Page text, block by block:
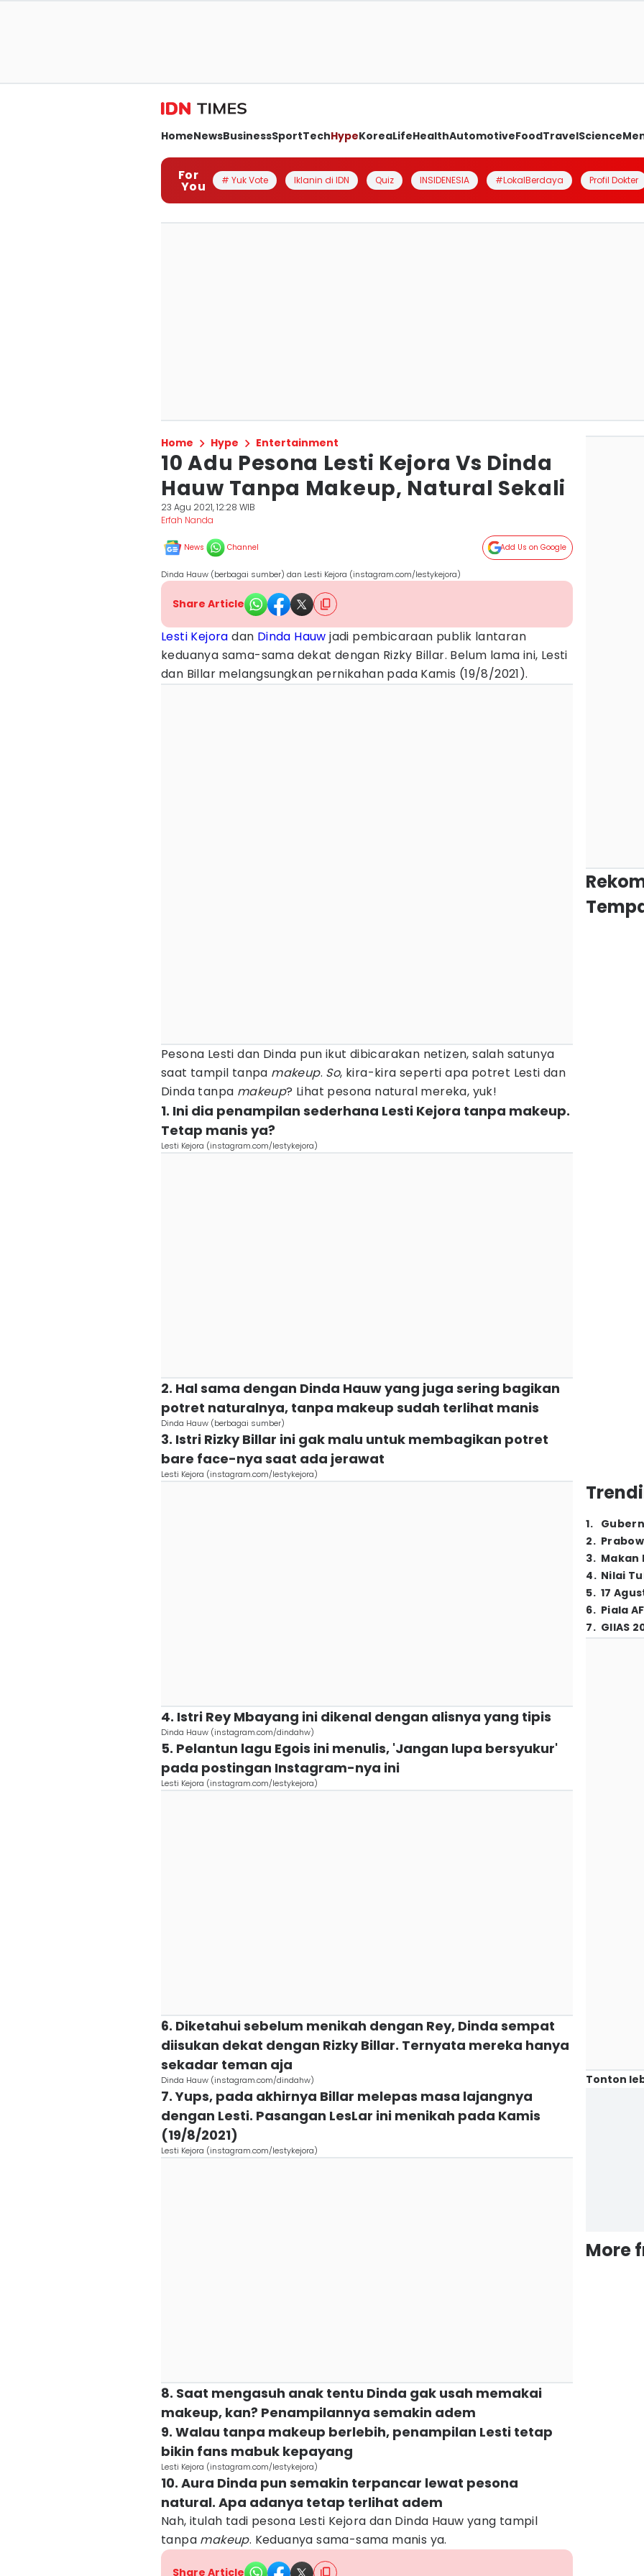
HomeNewsBusinessSportTechHypeKoreaLifeHealthAutomotiveFoodTravelScience
For
You # Yuk Vote Iklanin di IDN Quiz INSIDENESIA #LokalBerdaya Profil Dokter
Home Hype Entertainment
10 Adu Pesona Lesti Kejora Vs Dinda
Hauw Tanpa Makeup, Natural Sekali
23 Agu 2021, 12:28 WIB
Erfah Nanda
News Channel Add Us on Google
Dinda Hauw (berbagai sumber) dan Lesti Kejora (instagram.com/lestykejora)
Share Article
Lesti Kejora dan Dinda Hauw jadi pembicaraan publik lantaran
keduanya sama-sama dekat dengan Rizky Billar. Belum lama ini, Lesti
dan Billar melangsungkan pernikahan pada Kamis (19/8/2021).
Pesona Lesti dan Dinda pun ikut dibicarakan netizen, salah satunya
saat tampil tanpa makeup. So, kira-kira seperti apa potret Lesti dan
Dinda tanpa makeup? Lihat pesona natural mereka, yuk!
1. Ini dia penampilan sederhana Lesti Kejora tanpa makeup.
Tetap manis ya?
Lesti Kejora (instagram.com/lestykejora)
2. Hal sama dengan Dinda Hauw yang juga sering bagikan
potret naturalnya, tanpa makeup sudah terlihat manis
Dinda Hauw (berbagai sumber)
3. Istri Rizky Billar ini gak malu untuk membagikan potret
bare face-nya saat ada jerawat
Lesti Kejora (instagram.com/lestykejora)
4. Istri Rey Mbayang ini dikenal dengan alisnya yang tipis
Dinda Hauw (instagram.com/dindahw)
5. Pelantun lagu Egois ini menulis, 'Jangan lupa bersyukur'
pada postingan Instagram-nya ini
Lesti Kejora (instagram.com/lestykejora)
6. Diketahui sebelum menikah dengan Rey, Dinda sempat
diisukan dekat dengan Rizky Billar. Ternyata mereka hanya
sekadar teman aja
Dinda Hauw (instagram.com/dindahw)
7. Yups, pada akhirnya Billar melepas masa lajangnya
dengan Lesti. Pasangan LesLar ini menikah pada Kamis
(19/8/2021)
Lesti Kejora (instagram.com/lestykejora)
8. Saat mengasuh anak tentu Dinda gak usah memakai
makeup, kan? Penampilannya semakin adem
9. Walau tanpa makeup berlebih, penampilan Lesti tetap
bikin fans mabuk kepayang
Lesti Kejora (instagram.com/lestykejora)
10. Aura Dinda pun semakin terpancar lewat pesona
natural. Apa adanya tetap terlihat adem
Nah, itulah tadi pesona Lesti Kejora dan Dinda Hauw yang tampil
tanpa makeup. Keduanya sama-sama manis ya.
Share Article
1.
2.
3. Makan
4. Nilai
5. 17
6. Piala
7. GIIAS
Tonton
More